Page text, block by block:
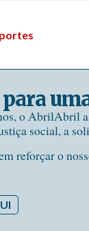
o AbrilAbril
social, a
reforçar o